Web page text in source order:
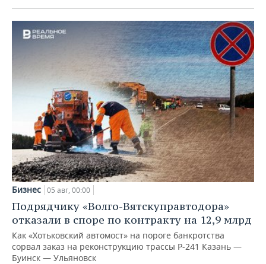
Бизнес 05 авг, 00:00
Подрядчику «Волго-Вятскуправтодора»
отказали в споре по контракту на 12,9 млрд
Как «Хотьковский автомост» на пороге банкротства
сорвал заказ на реконструкцию трассы Р‑241 Казань —
Буинск — Ульяновск